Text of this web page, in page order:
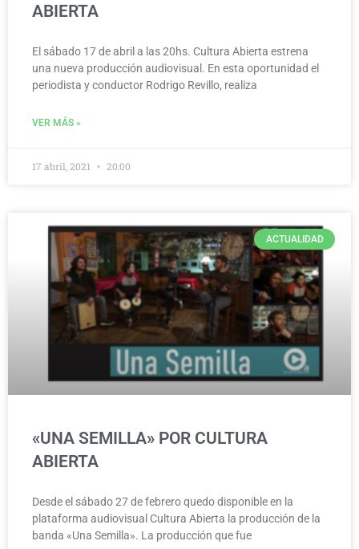
ABIERTA
El sábado 17 de abril a las 20hs. Cultura Abierta estrena
una nueva producción audiovisual. En esta oportunidad el
periodista y conductor Rodrigo Revillo, realiza
VER MÁS »
17 abril, 2021 20:00
ACTUALIDAD
«UNA SEMILLA» POR CULTURA
ABIERTA
Desde el sábado 27 de febrero quedo disponible en la
plataforma audiovisual Cultura Abierta la producción de la
banda «Una Semilla». La producción que fue